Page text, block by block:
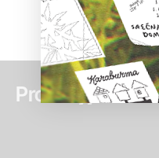
Pročitaj još: